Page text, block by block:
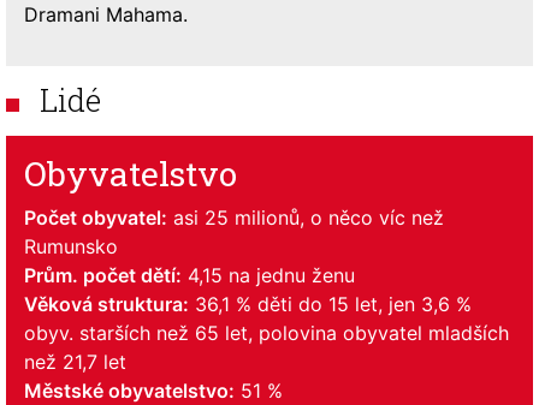
Dramani Mahama.
Lidé
Obyvatelstvo
Počet obyvatel: asi 25 milionů, o něco víc než
Rumunsko
Prům. počet dětí: 4,15 na jednu ženu
Věková struktura: 36,1 % děti do 15 let, jen 3,6 %
obyv. starších než 65 let, polovina obyvatel mladších
než 21,7 let
Městské obyvatelstvo: 51 %